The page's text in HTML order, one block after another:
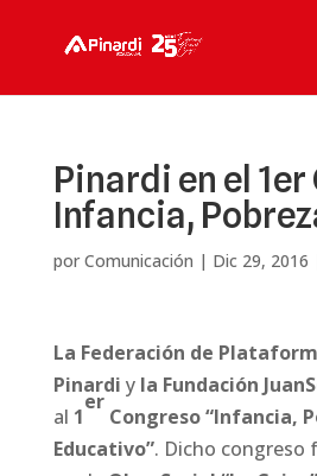
Pinardi en el
Infancia,
por Comunicación | Dic 29, 2016
La Federación de
Pinardi y la Fundación
al 1
er
Congreso “Infancia,
Educativo”. Dicho congreso